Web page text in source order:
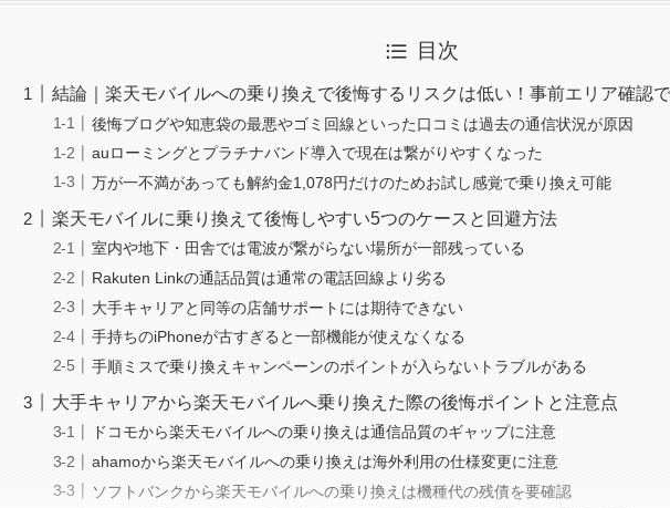
目次
結論｜楽天モバイルへの乗り換えで後悔するリスクは低い！事前エリア確認
後悔ブログや知恵袋の最悪やゴミ回線といった口コミは過去の通信状況が原因
auローミングとプラチナバンド導入で現在は繋がりやすくなった
万が一不満があっても解約金1,078円だけのためお試し感覚で乗り換え可能
楽天モバイルに乗り換えて後悔しやすい5つのケースと回避方法
室内や地下・田舎では電波が繋がらない場所が一部残っている
Rakuten Linkの通話品質は通常の電話回線より劣る
大手キャリアと同等の店舗サポートには期待できない
手持ちのiPhoneが古すぎると一部機能が使えなくなる
手順ミスで乗り換えキャンペーンのポイントが入らないトラブルがある
大手キャリアから楽天モバイルへ乗り換えた際の後悔ポイントと注意点
ドコモから楽天モバイルへの乗り換えは通信品質のギャップに注意
ahamoから楽天モバイルへの乗り換えは海外利用の仕様変更に注意
ソフトバンクから楽天モバイルへの乗り換えは機種代の残債を要確認